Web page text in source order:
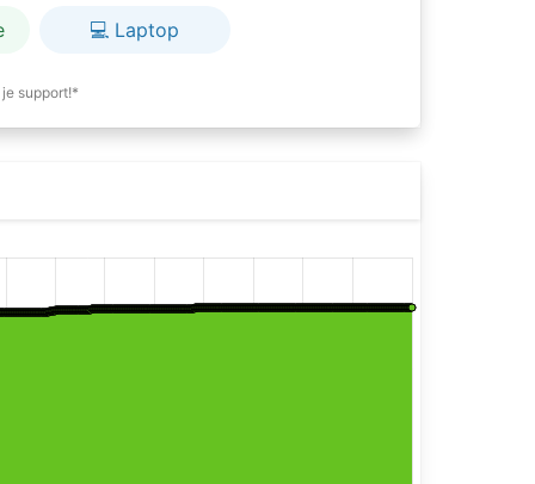
💻 Laptop
support!*